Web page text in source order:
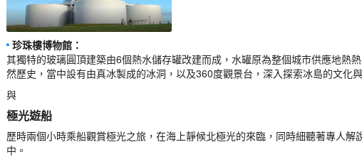
珍珠樓博物館 ：
其獨特的玻璃圓頂建築由6個熱水儲存罐改建而成，水罐原為整個城市供應地熱
然歷史，當中設有由真冰製成的冰洞，以及360度觀景台，深入探索冰島的文化
與
極光遊船
歷時兩個小時乘船觀賞極光之旅，在海上靜候北極光的來臨，同時細聽著專人
中。